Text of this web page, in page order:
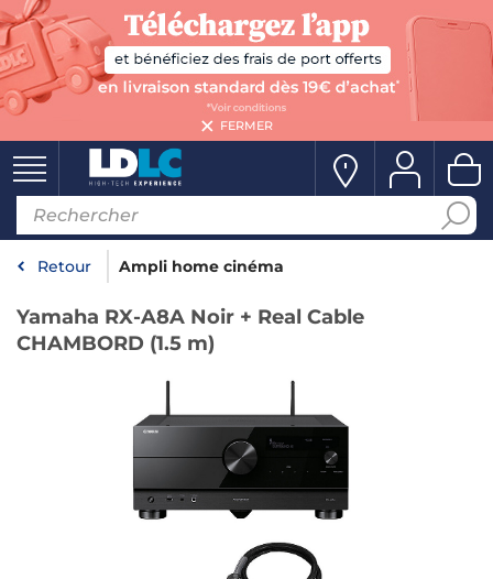
FERMER
Retour Ampli home cinéma
Yamaha RX-A8A Noir + Real Cable
CHAMBORD (1.5 m)